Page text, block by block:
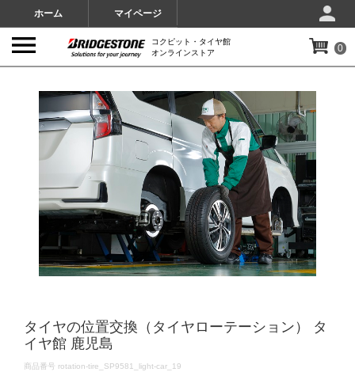
ホーム マイページ
コクピット・タイヤ館
オンラインストア
0
タイヤの位置交換（タイヤローテーション） タ
イヤ館 鹿児島
DETAILS
商品番号 rotation-tire_SP9581_light-car_19